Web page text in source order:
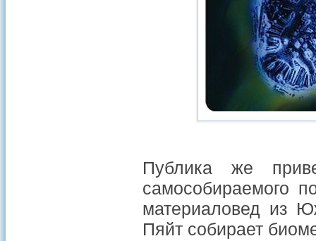
Публика же
самособираемого
материаловед из
Пяйт собирает